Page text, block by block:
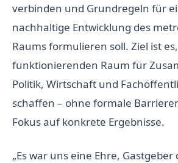
verbinden und Grundregeln für
nachhaltige Entwicklung des
Raums formulieren soll. Ziel ist
funktionierenden Raum für
Politik, Wirtschaft und
schaffen – ohne formale
Fokus auf konkrete Ergebnisse.
„Es war uns eine Ehre,